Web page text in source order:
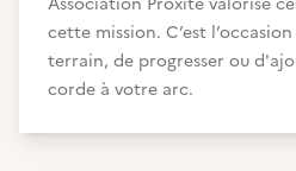
cette mission. C’est
terrain, de progresser ou
corde à votre arc.